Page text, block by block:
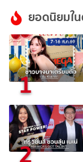
ยอดนิยมใ
1
2